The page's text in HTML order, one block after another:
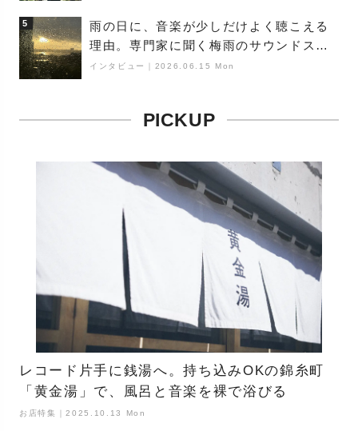
5
雨の日に、音楽が少しだけよく聴こえる
理由。専門家に聞く梅雨のサウンドス
ケープ
インタビュー 2026.06.15 Mon
PICKUP
レコード片手に銭湯へ。持ち込みOKの錦糸町
「黄金湯」で、風呂と音楽を裸で浴びる
お店特集｜2025.10.13 Mon